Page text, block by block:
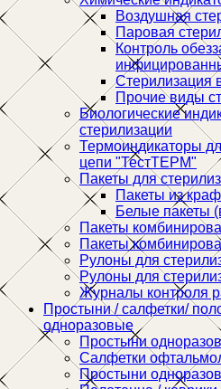
Воздушная
Паровая
Контроль
Стерилизация
Прочие виды
Биологические
стерилизации
Термоиндикаторы
цепи "ТестТЕРМ"
Пакеты для
Пакеты из
Белые пакеты
Пакеты
Пакеты
Рулоны для
Рулоны для
Журналы контроля
Простыни / салфетки/
одноразовые
Простыни
Салфетки
Простыни